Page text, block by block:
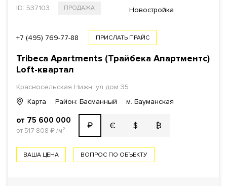
ID: 537103 ПРОДАЖА Новостройка
+7 (495) 769-77-88 ПРИСЛАТЬ ПРАЙС
Tribeca Apartments (Трайбека Апартментс)
Loft-квартал
Красносельская Нижн. ул дом 35
Карта
Район: Басманный м. Бауманская
от 75 600 000
от 517 808 ₽/м² ₽ € $ ₿
ВАША ЦЕНА ВОПРОС ПО ОБЪЕКТУ